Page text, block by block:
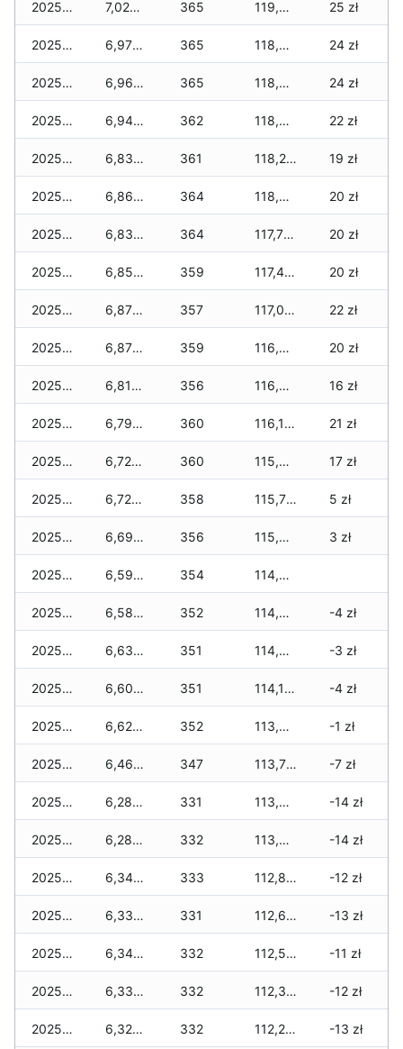
2025-12-17 7,020 zł 365 119,010 zł 25 zł
2025-12-16 6,970 zł 365 118,820 zł 24 zł
2025-12-15 6,960 zł 365 118,670 zł 24 zł
2025-12-14 6,940 zł 362 118,460 zł 22 zł
2025-12-13 6,830 zł 361 118,230 zł 19 zł
2025-12-12 6,860 zł 364 118,030 zł 20 zł
2025-12-11 6,830 zł 364 117,730 zł 20 zł
2025-12-10 6,850 zł 359 117,440 zł 20 zł
2025-12-09 6,870 zł 357 117,050 zł 22 zł
2025-12-08 6,870 zł 359 116,920 zł 20 zł
2025-12-07 6,810 zł 356 116,400 zł 16 zł
2025-12-06 6,790 zł 360 116,170 zł 21 zł
2025-12-05 6,720 zł 360 115,950 zł 17 zł
2025-12-04 6,720 zł 358 115,750 zł 5 zł
2025-12-03 6,690 zł 356 115,540 zł 3 zł
2025-12-02 6,590 zł 354 114,880 zł
2025-12-01 6,580 zł 352 114,510 zł -4 zł
2025-11-30 6,630 zł 351 114,320 zł -3 zł
2025-11-29 6,600 zł 351 114,130 zł -4 zł
2025-11-28 6,620 zł 352 113,980 zł -1 zł
2025-11-27 6,460 zł 347 113,710 zł -7 zł
2025-11-26 6,280 zł 331 113,340 zł -14 zł
2025-11-25 6,280 zł 332 113,070 zł -14 zł
2025-11-24 6,340 zł 333 112,850 zł -12 zł
2025-11-23 6,330 zł 331 112,620 zł -13 zł
2025-11-22 6,340 zł 332 112,510 zł -11 zł
2025-11-21 6,330 zł 332 112,390 zł -12 zł
2025-11-20 6,320 zł 332 112,290 zł -13 zł